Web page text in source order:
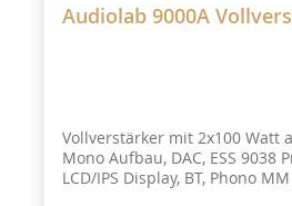
Audiolab 9000A
Vollverstärker mit 2x100 Watt
Mono Aufbau, DAC, ESS 9038
LCD/IPS Display, BT, Phono MM